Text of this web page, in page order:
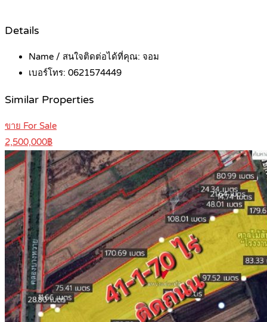
Details
Name / สนใจติดต่อได้ที่คุณ: จอม
เบอร์โทร: 0621574449
Similar Properties
ขาย For Sale
2,500,000฿